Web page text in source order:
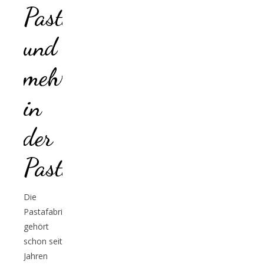
Pasta
und
mehr
in
der
Pastafabriek
Die
Pastafabriek
gehört
schon seit
Jahren